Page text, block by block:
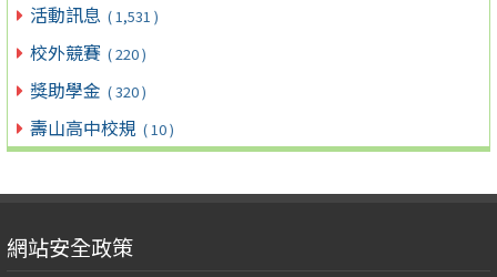
活動訊息 ( 1,531 )
校外競賽 ( 220 )
獎助學金 ( 320 )
壽山高中校規 ( 10 )
網站安全政策